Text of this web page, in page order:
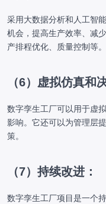
采用大数据分析和人工智
机会，提高生产效率、减
产排程优化、质量控制等。
（6）虚拟仿真和
数字孪生工厂可以用于虚
影响。它还可以为管理层
策。
（7）持续改进：
数字孪生工厂项目是一个